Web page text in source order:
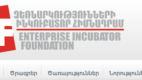
Ծրագրեր Ծառայություններ